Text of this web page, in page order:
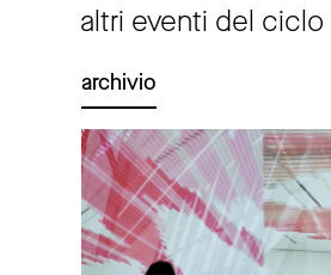
altri eventi del ciclo
archivio